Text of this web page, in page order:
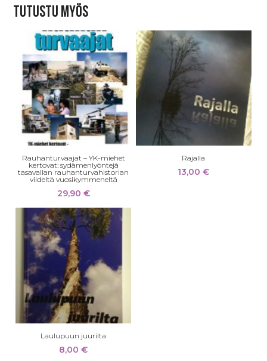
Tutustu myös
Rauhanturvaajat – YK-miehet
kertovat: sydämenlyöntejä
tasavallan rauhanturvahistorian
viideltä vuosikymmeneltä
29,90 €
Rajalla
13,00€
Laulupuun juurilta
8,00€